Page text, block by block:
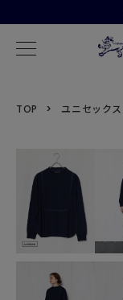
TOP ユニセック